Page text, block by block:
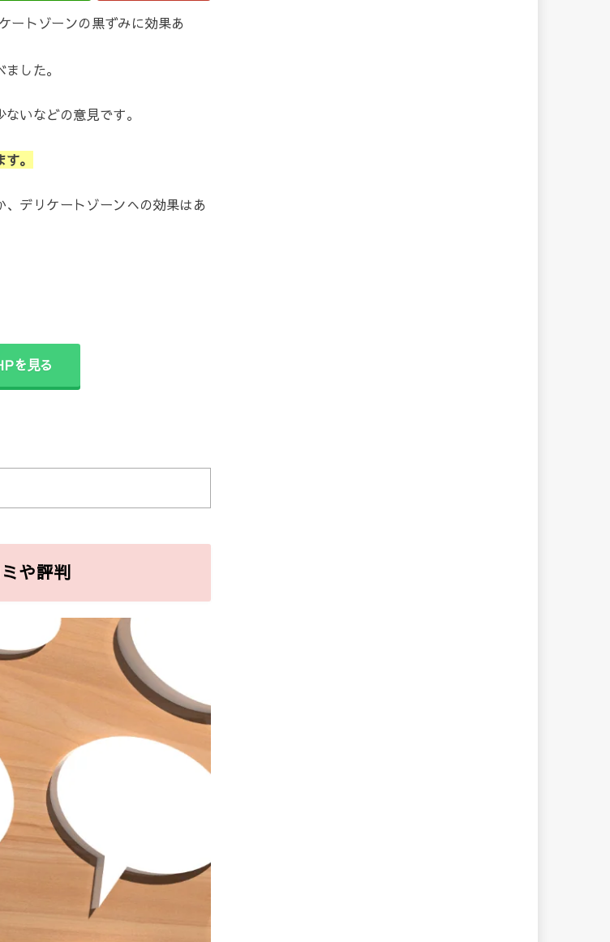
ートゾーンの黒ずみに効果あ
した。
いなどの意見です。
。
デリケートゾーンへの効果はあ
を見る
や評判